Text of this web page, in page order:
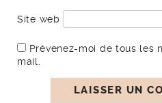
Site web
Prévenez-moi de tous les
mail.